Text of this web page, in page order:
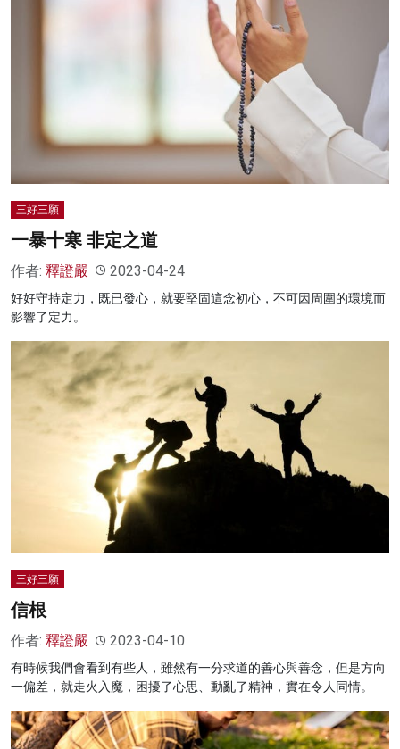
三好三願
一暴十寒 非定之道
作者: 釋證嚴 2023-04-24
好好守持定力，既已發心，就要堅固這念初心，不可因周圍的環境而
影響了定力。
三好三願
信根
作者: 釋證嚴 2023-04-10
有時候我們會看到有些人，雖然有一分求道的善心與善念，但是方向
一偏差，就走火入魔，困擾了心思、動亂了精神，實在令人同情。